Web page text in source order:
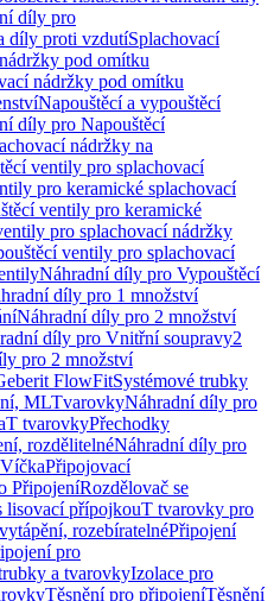
díly pro
díly proti vzdutíSplachovací
pod omítku
nádržky pod omítku
Napouštěcí a vypouštěcí
díly pro Napouštěcí
nádržky na
ventily pro splachovací
pro keramické splachovací
ventily pro keramické
pro splachovací nádržky
ventily pro splachovací
Náhradní díly pro Vypouštěcí
díly pro 1 množství
Náhradní díly pro 2 množství
díly pro Vnitřní soupravy2
pro 2 množství
FlowFitSystémové trubky
MLTvarovkyNáhradní díly pro
T tvarovkyPřechodky
rozdělitelnéNáhradní díly pro
VíčkaPřipojovací
PřipojeníRozdělovač se
lisovací přípojkouT tvarovky pro
rozebíratelnéPřipojení
pro
a tvarovkyIzolace pro
Těsnění pro připojeníTěsnění